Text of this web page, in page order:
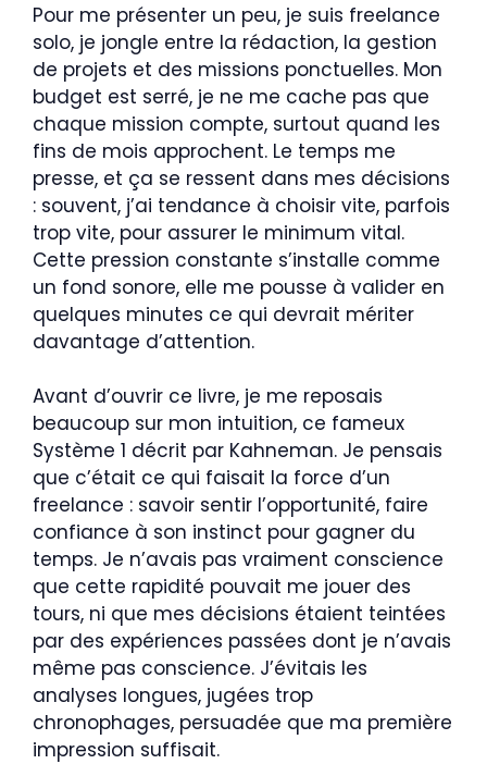
Pour me présenter un peu, je suis freelance
solo, je jongle entre la rédaction, la gestion
de projets et des missions ponctuelles. Mon
budget est serré, je ne me cache pas que
chaque mission compte, surtout quand les
fins de mois approchent. Le temps me
presse, et ça se ressent dans mes décisions
: souvent, j’ai tendance à choisir vite, parfois
trop vite, pour assurer le minimum vital.
Cette pression constante s’installe comme
un fond sonore, elle me pousse à valider en
quelques minutes ce qui devrait mériter
davantage d’attention.
Avant d’ouvrir ce livre, je me reposais
beaucoup sur mon intuition, ce fameux
Système 1 décrit par Kahneman. Je pensais
que c’était ce qui faisait la force d’un
freelance : savoir sentir l’opportunité, faire
confiance à son instinct pour gagner du
temps. Je n’avais pas vraiment conscience
que cette rapidité pouvait me jouer des
tours, ni que mes décisions étaient teintées
par des expériences passées dont je n’avais
même pas conscience. J’évitais les
analyses longues, jugées trop
chronophages, persuadée que ma première
impression suffisait.